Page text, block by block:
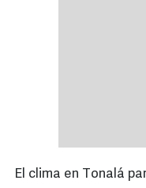
El clima en Tonalá